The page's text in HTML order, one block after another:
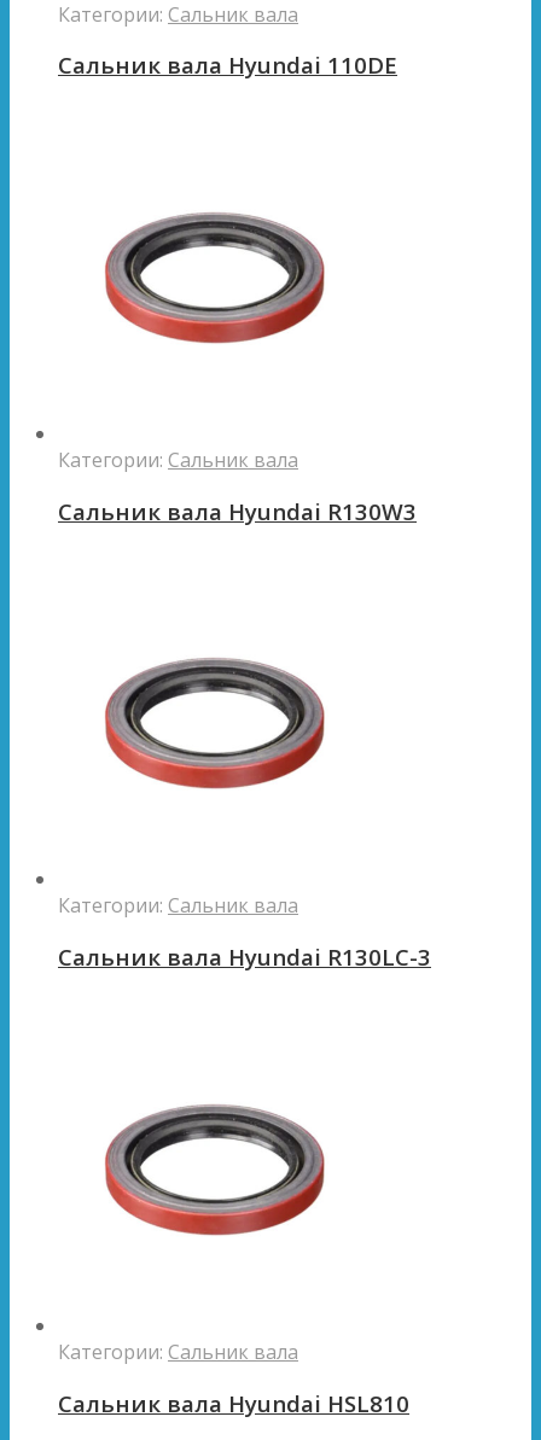
Категории: Сальник вала
Сальник вала Hyundai 110DE
Категории: Сальник вала
Сальник вала Hyundai R130W3
Категории: Сальник вала
Сальник вала Hyundai R130LC-3
Категории: Сальник вала
Сальник вала Hyundai HSL810